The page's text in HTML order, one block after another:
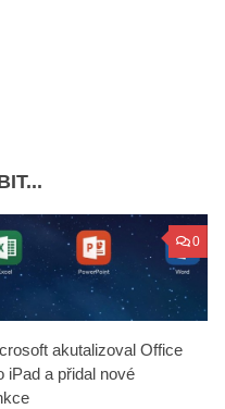
0
akutalizoval Office
iPad a přidal nové